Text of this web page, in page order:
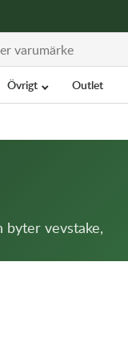
Övrigt Outlet
byter vevstake,